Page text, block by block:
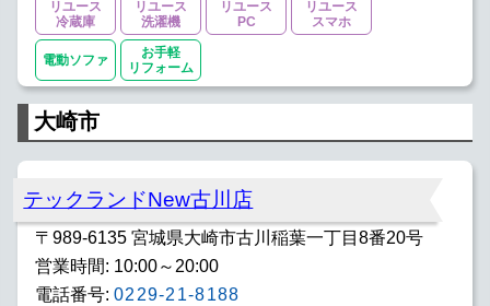
リユース
冷蔵庫
リユース
洗濯機
リユース
PC
リユース
スマホ
電動ソファ
お手軽
リフォーム
大崎市
テックランドNew古川店
〒989-6135 宮城県大崎市古川稲葉一丁目8番20号
営業時間: 10:00～20:00
電話番号: 0229-21-8188